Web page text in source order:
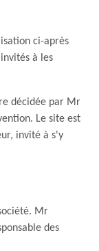
ci-après
à les
décidée par Mr
Le site est
invité à s'y
Mr
des